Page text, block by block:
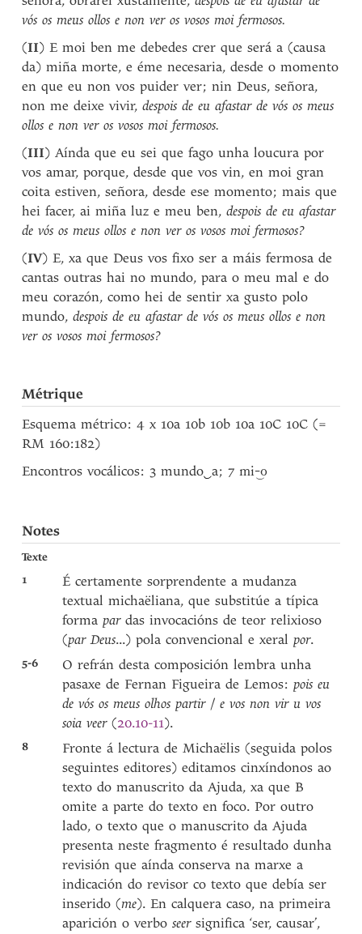
vós os meus ollos e non ver os vosos moi fermosos.
(II) E moi ben me debedes crer que será a (causa
da) miña morte, e éme necesaria, desde o momento
en que eu non vos puider ver; nin Deus, señora,
non me deixe vivir,despois de eu afastar de vós os meus
ollos e non ver os vosos moi fermosos.
(III) Aínda que eu sei que fago unha loucura por
vos amar, porque, desde que vos vin, en moi gran
coita estiven, señora, desde ese momento; mais que
hei facer, ai miña luz e meu ben,despois de eu afastar
de vós os meus ollos e non ver os vosos moi fermosos?
(IV) E, xa que Deus vos fixo ser a máis fermosa de
cantas outras hai no mundo, para o meu mal e do
meu corazón, como hei de sentir xa gusto polo
mundo,despois de eu afastar de vós os meus ollos e non
ver os vosos moi fermosos?
Métrique
Esquema métrico: 4 x 10a 10b 10b 10a 10C 10C (=
RM 160:182)
Encontros vocálicos: 3 mundo ‿a; 7mi-‿o
Notes
Texte
1
É certamente sorprendente a mudanza
textual michaëliana, que substitúe a típica
formapardas invocacións de teor relixioso
(par Deus...) pola convencional e xeralpor.
5-6
O refrán desta composición lembra unha
pasaxe de Fernan Figueira de Lemos:pois eu
de vós os meus olhos partir/e vos non vir u vos
soia veer(20.10-11).
8
Fronte á lectura de Michaëlis (seguida polos
seguintes editores) editamos cinxíndonos ao
texto do manuscrito da Ajuda, xa que B
omite a parte do texto en foco. Por outro
lado, o texto que o manuscrito da Ajuda
presenta neste fragmento é resultado dunha
revisión que aínda conserva na marxe a
indicación do revisor co texto que debía ser
inserido (me). En calquera caso, na primeira
aparición o verboseersignifica ‘ser, causar’,